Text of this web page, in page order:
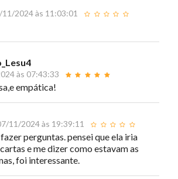
11/2024 às 11:03:01
às 07:43:33
empática!
11/2024 às 19:39:11
perguntas. pensei que ela iria
e me dizer como estavam as
foi interessante.